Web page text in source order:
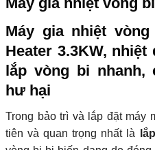
Máy gia nhiệt
Heater 3.3KW, nhiệt
lắp vòng bi nhanh,
hư hại
Trong bảo trì và lắp đặt máy
tiên và quan trọng nhất là